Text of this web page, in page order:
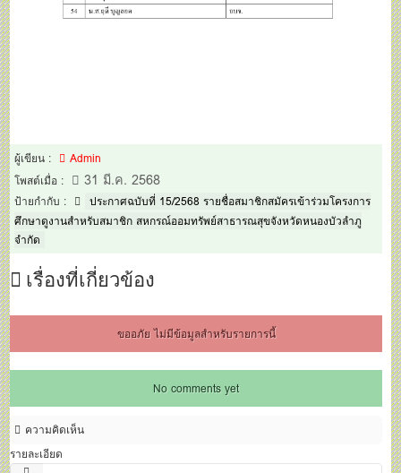
ผู้เขียน :
Admin
โพสต์เมื่อ :
31 มี.ค. 2568
ป้ายกำกับ :
ประกาศฉบับที่ 15/2568 รายชื่อสมาชิกสมัครเข้าร่วมโครงการ
ศึกษาดูงานสำหรับสมาชิก สหกรณ์ออมทรัพย์สาธารณสุขจังหวัดหนองบัวลำภู
จำกัด
เรื่องที่เกี่ยวข้อง
ขออภัย ไม่มีข้อมูลสำหรับรายการนี้
No comments yet
ความคิดเห็น
รายละเอียด